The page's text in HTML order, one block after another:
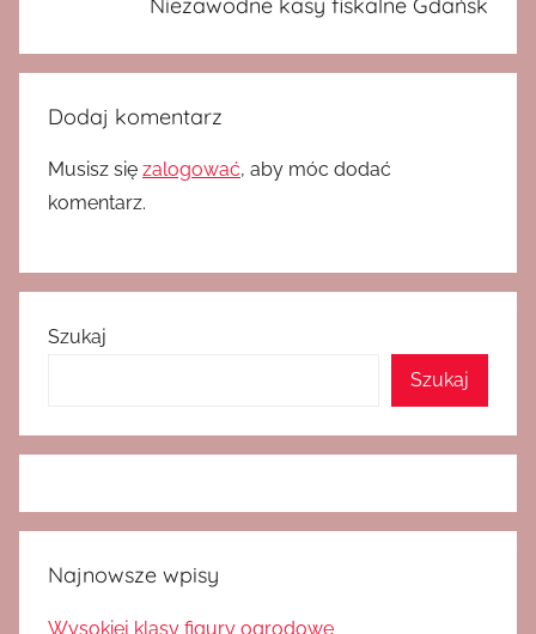
Dodaj komentarz
Musisz się zalogować, aby móc dodać
komentarz.
Szukaj
Szukaj
Najnowsze wpisy
Wysokiej klasy figury ogrodowe